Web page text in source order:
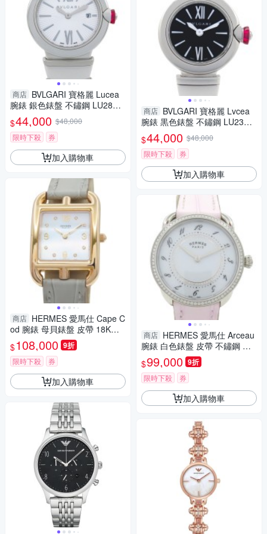
商店 BVLGARI 寶格麗 Lucea
腕錶 銀色錶盤 不鏽鋼 LU28S
【二手名牌BRAND OFF】
$44,000 $48,000
限時下殺
券
加入購物車
商店 HERMES 愛馬仕 Cape C
od 腕錶 母貝錶盤 皮帶 18K玫
瑰金 8PD鑽石 CC1.270 【二手
名牌BRAND OFF】
$108,000 9折
限時下殺 券
加入購物車
商店 BVLGARI 寶格麗 Lvcea
腕錶 黒色錶盤 不鏽鋼 LU23S
【二手名牌BRAND OFF】
$44,000 $48,000
限時下殺
券
加入購物車
商店 HERMES 愛馬仕 Arceau
腕錶 白色錶盤 皮帶 不鏽鋼 鑽
框 AR13.430 【二手名牌BRAN
D OFF】
$99,000 9折
限時下殺 券
加入購物車